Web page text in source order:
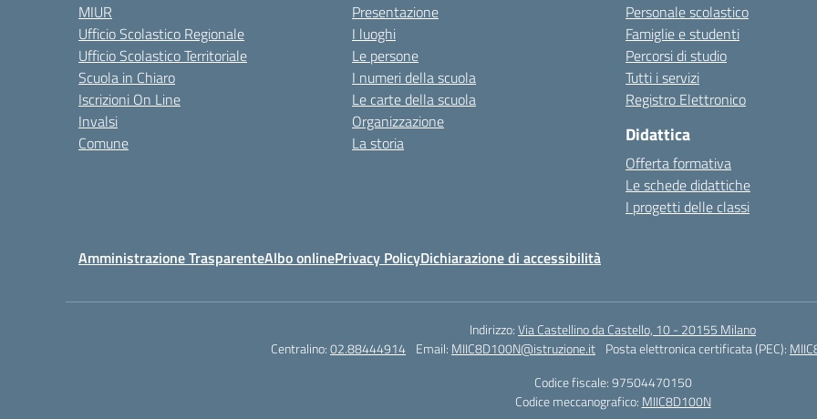
MIUR
Ufficio Scolastico Regionale
Ufficio Scolastico Territoriale
Scuola in Chiaro
Iscrizioni On Line
Invalsi
Comune
Presentazione
I luoghi
Le persone
I numeri della scuola
Le carte della scuola
Organizzazione
La storia
Personale scolastico
Famiglie e studenti
Percorsi di studio
Tutti i servizi
Registro Elettronico
Didattica
Offerta formativa
Le schede didattiche
I progetti delle classi
Amministrazione TrasparenteAlbo onlinePrivacy PolicyDichiarazione di accessibilità
Indirizzo:Via Castellino da Castello, 10 - 20155 Milano
Centralino:02.88444914 Email: MIIC8D100N@istruzione.it Posta elettronica certificata (PEC):
Codice fiscale: 97504470150
Codice meccanografico: MIIC8D100N